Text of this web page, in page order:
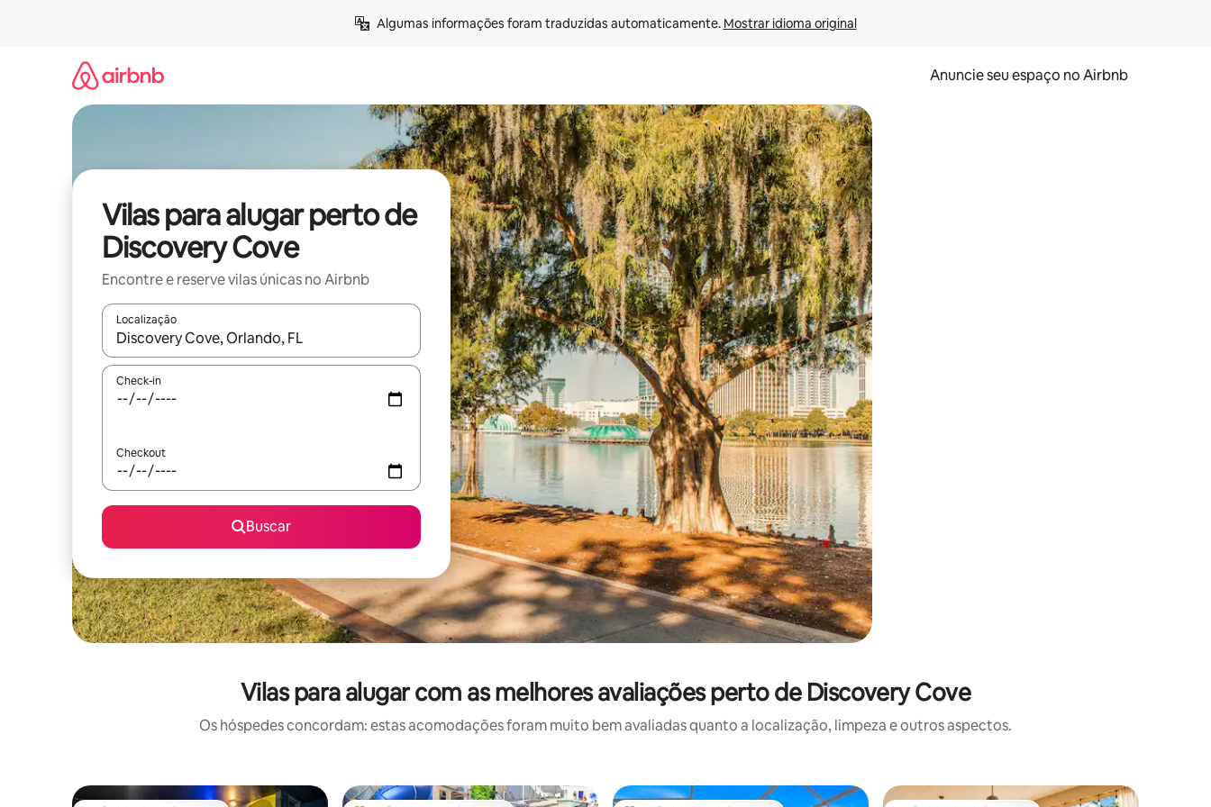
Algumas informações foram traduzidas automaticamente. Mostrar idioma original
Anuncie seu espaço no Airbnb
Vilas para alugar perto de
Discovery Cove
Encontre e reserve vilas únicas no Airbnb
Localização
Quando os resultados estiverem disponíveis, explore-os usando as seta para cima e para baixo do teclado ou tocando e deslizando o dedo na tela.
Check-in
Checkout
Buscar
Vilas para alugar com as melhores avaliações perto de Discovery Cove
Os hóspedes concordam: estas acomodações foram muito bem avaliadas quanto a localização, limpeza e outros aspectos.